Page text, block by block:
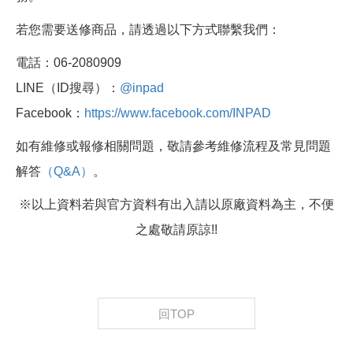
若您需要送修商品，請透過以下方式聯繫我們：
電話：06-2080909
LINE（ID搜尋）： @inpad
Facebook： https://www.facebook.com/INPAD
如有維修或報修相關問題，敬請參考維修流程及常見問題
解答 （Q&A） 。
※以上資料若與官方資料有出入請以原廠資料為主，不便
之處敬請原諒!!
回TOP